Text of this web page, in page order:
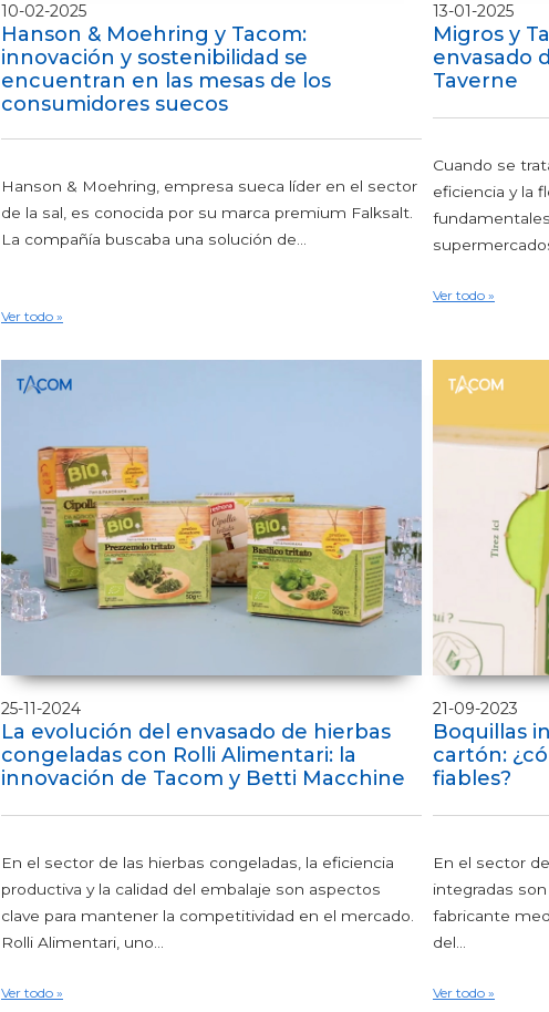
10-02-2025
Hanson & Moehring y Tacom:
innovación y sostenibilidad se
encuentran en las mesas de los
consumidores suecos
Hanson & Moehring, empresa sueca líder en el sector
de la sal, es conocida por su marca premium Falksalt.
La compañía buscaba una solución de...
Ver todo »
13-01-2025
Migros y
envasado
Taverne
Cuando se
eficiencia y la
Ver todo »
25-11-2024
La evolución del envasado de hierbas
congeladas con Rolli Alimentari: la
innovación de Tacom y Betti Macchine
En el sector de las hierbas congeladas, la eficiencia
productiva y la calidad del embalaje son aspectos
clave para mantener la competitividad en el mercado.
Rolli Alimentari, uno...
Ver todo »
21-09-2023
Boquillas
cartón:
fiables?
En el sector
integradas
fabricante
del...
Ver todo »